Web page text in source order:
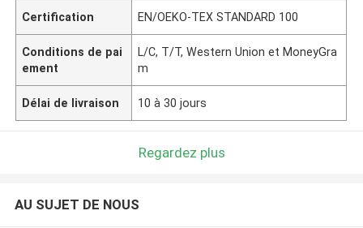
Certification EN/OEKO-TEX STANDARD 100
Conditions de pai
ement
L/C, T/T, Western Union et MoneyGra
m
Délai de livraison 10 à 30 jours
Regardez plus
AU SUJET DE NOUS